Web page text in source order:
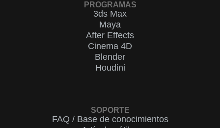
PROGRAMAS
3ds Max
Maya
After Effects
Cinema 4D
Blender
Houdini
SOPORTE
FAQ / Base de conocimientos